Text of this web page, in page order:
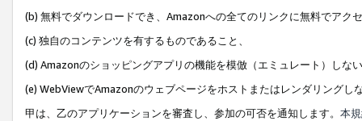
(b) 無料でダウンロードでき、Amazonへの全てのリンクに無料でアク
(c) 独自のコンテンツを有するものであること、
(d) Amazonのショッピングアプリの機能を模倣（エミュレート）しな
(e) WebViewでAmazonのウェブページをホストまたはレンダリングし
甲は、乙のアプリケーションを審査し、参加の可否を通知します。 本